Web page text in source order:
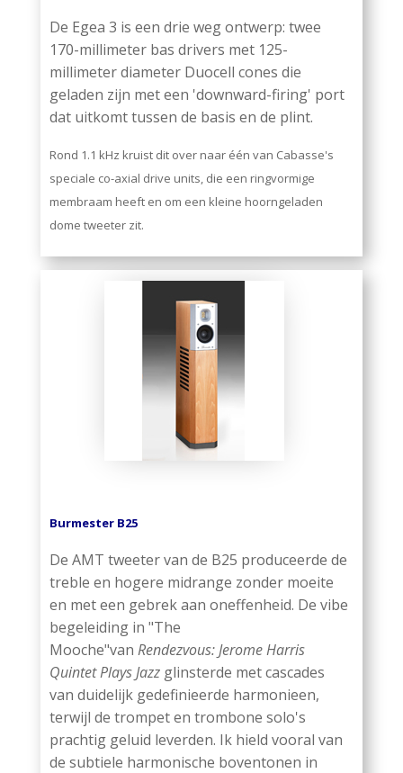
De Egea 3 is een drie weg ontwerp: twee
170-millimeter bas drivers met 125-
millimeter diameter Duocell cones die
geladen zijn met een 'downward-firing' port
dat uitkomt tussen de basis en de plint.
Rond 1.1 kHz kruist dit over naar één van Cabasse's
speciale co-axial drive units, die een ringvormige
membraam heeft en om een kleine hoorngeladen
dome tweeter zit.
Burmester B25
De AMT tweeter van de B25 produceerde de
treble en hogere midrange zonder moeite
en met een gebrek aan oneffenheid. De vibe
begeleiding in "The
Mooche"van Rendezvous: Jerome Harris
Quintet Plays Jazz glinsterde met cascades
van duidelijk gedefinieerde harmonieen,
terwijl de trompet en trombone solo's
prachtig geluid leverden. Ik hield vooral van
de subtiele harmonische boventonen in